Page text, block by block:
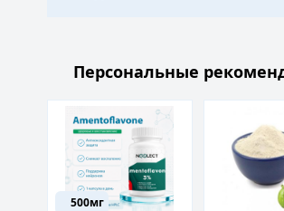
Персональные
500мг